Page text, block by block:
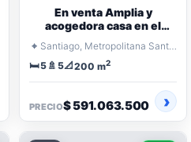
En venta Amplia y
acogedora casa en el
⌖ Santiago, Metropolitana Santiago
🛏️5 🚿 5📐200 m2
PRECIO$ 591.063.500